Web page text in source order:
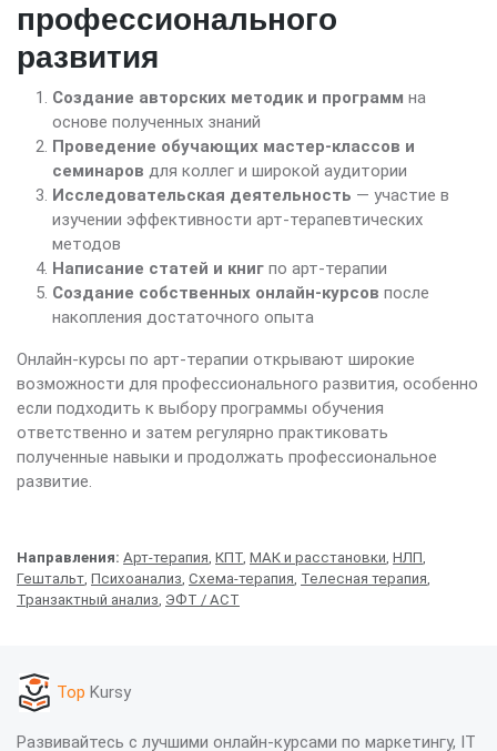
профессионального
развития
Создание авторских методик и программ на
основе полученных знаний
Проведение обучающих мастер-классов и
семинаров для коллег и широкой аудитории
Исследовательская деятельность — участие в
изучении эффективности арт-терапевтических
методов
Написание статей и книг по арт-терапии
Создание собственных онлайн-курсов после
накопления достаточного опыта
Онлайн-курсы по арт-терапии открывают широкие
возможности для профессионального развития, особенно
если подходить к выбору программы обучения
ответственно и затем регулярно практиковать
полученные навыки и продолжать профессиональное
развитие.
Направления: Арт-терапия КПТ МАК и расстановки НЛП
Гештальт Психоанализ Схема-терапия Телесная терапия
Транзактный анализ ЭФТ / АСТ
Top Kursy
Развивайтесь с лучшими онлайн-курсами по маркетингу, IT